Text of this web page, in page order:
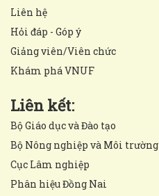
Liên hệ
Hỏi đáp - Góp ý
Giảng viên/Viên chức
Khám phá VNUF
Liên kết:
Bộ Giáo dục và Đào tạo
Bộ Nông nghiệp và Môi trường
Cục Lâm nghiệp
Phân hiệu Đồng Nai